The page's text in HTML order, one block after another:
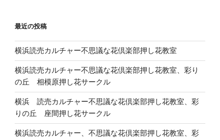
最近の投稿
横浜読売カルチャー不思議な花倶楽部押し花教室
横浜読売カルチャー不思議な花倶楽部押し花教室、彩り
の丘 相模原押し花サークル
横浜 読売カルチャー不思議な花倶楽部押し花教室、彩
りの丘 座間押し花サークル
横浜読売カルチャー、不思議な花倶楽部押し花教室、彩